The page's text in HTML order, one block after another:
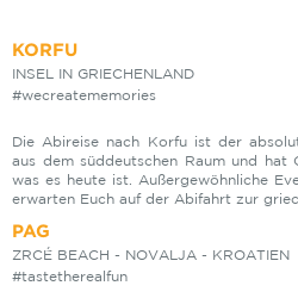
KORFU
INSEL IN GRIECHENLAND
#wecreatememories
Die Abireise nach Korfu ist der
aus dem süddeutschen Raum und hat
was es heute ist. Außergewöhnliche
erwarten Euch auf der Abifahrt zur
PAG
ZRCÉ BEACH - NOVALJA - KROATIEN
#tastetherealfun